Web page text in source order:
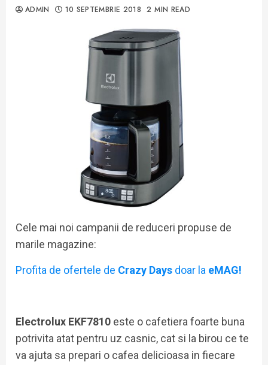
ADMIN 10 SEPTEMBRIE 2018 2 MIN READ
Cele mai noi campanii de reduceri propuse de
marile magazine:
Profita de ofertele de Crazy Days doar la eMAG!
Electrolux EKF7810 este o cafetiera foarte buna
potrivita atat pentru uz casnic, cat si la birou ce te
va ajuta sa prepari o cafea delicioasa in fiecare